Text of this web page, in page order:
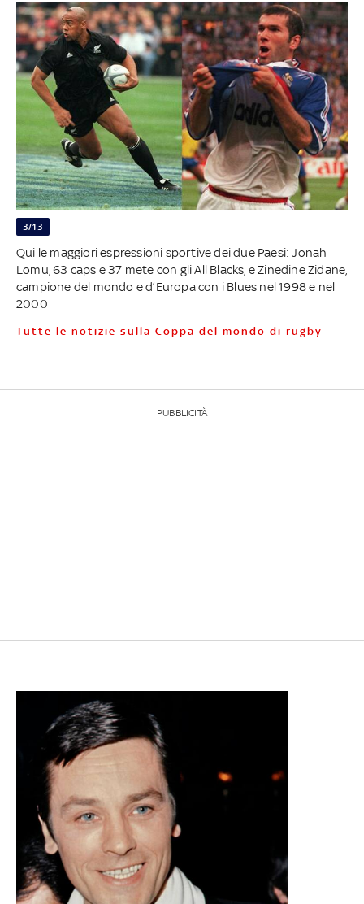
3/13
Qui le maggiori espressioni sportive dei due Paesi: Jonah
Lomu, 63 caps e 37 mete con gli All Blacks, e Zinedine Zidane,
campione del mondo e d’Europa con i Blues nel 1998 e nel
2000
Tutte le notizie sulla Coppa del mondo di rugby
PUBBLICITÀ